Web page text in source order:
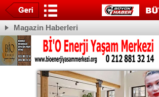
Magazin Haberleri